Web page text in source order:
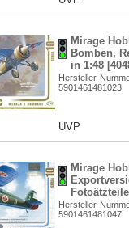
Mirage
Bomben,
in 1:48
Hersteller-
5901461481023
UVP
Mirage
Hersteller-
5901461481047